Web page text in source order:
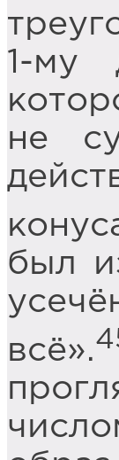
1-му
не
был
всё».